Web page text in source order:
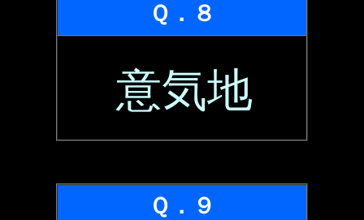
Ｑ．８
意気地
Ｑ．９